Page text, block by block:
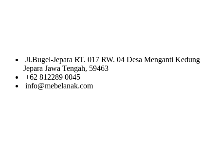
Jl.Bugel-Jepara RT. 017 RW. 04 Desa Menganti Kedung
Jepara Jawa Tengah, 59463
+62 812289 0045
info@mebelanak.com